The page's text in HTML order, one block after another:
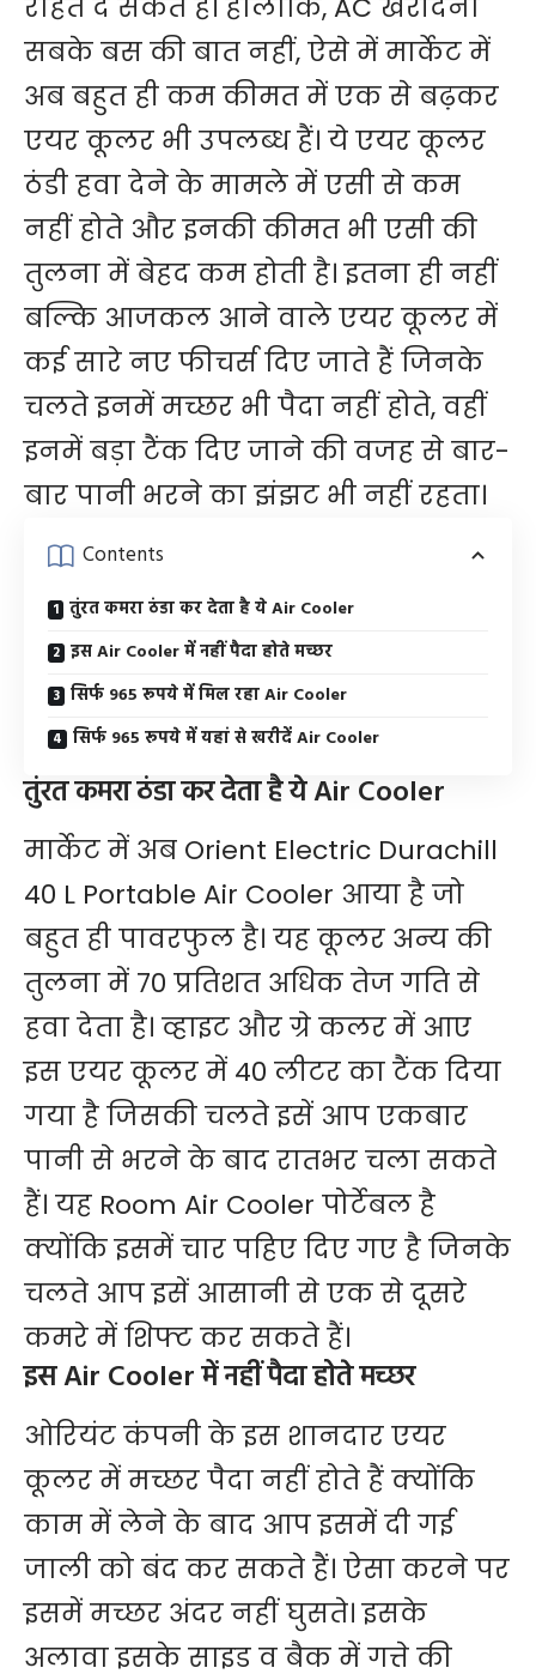
राहत दे सकते हैं। हालांकि, AC खरीदना
सबके बस की बात नहीं, ऐसे में मार्केट में
अब बहुत ही कम कीमत में एक से बढ़कर
एयर कूलर भी उपलब्ध हैं। ये एयर कूलर
ठंडी हवा देने के मामले में एसी से कम
नहीं होते और इनकी कीमत भी एसी की
तुलना में बेहद कम होती है। इतना ही नहीं
बल्कि आजकल आने वाले एयर कूलर में
कई सारे नए फीचर्स दिए जाते हैं जिनके
चलते इनमें मच्छर भी पैदा नहीं होते, वहीं
इनमें बड़ा टैंक दिए जाने की वजह से बार-
बार पानी भरने का झंझट भी नहीं रहता।
Contents
तुंरत कमरा ठंडा कर देता है ये Air Cooler
इस Air Cooler में नहीं पैदा होते मच्छर
सिर्फ 965 रूपये में मिल रहा Air Cooler
सिर्फ 965 रूपये में यहां से खरीदें Air Cooler
तुंरत कमरा ठंडा कर देता है ये Air Cooler
मार्केट में अब Orient Electric Durachill
40 L Portable Air Cooler आया है जो
बहुत ही पावरफुल है। यह कूलर अन्य की
तुलना में 70 प्रतिशत अधिक तेज गति से
हवा देता है। व्हाइट और ग्रे कलर में आए
इस एयर कूलर में 40 लीटर का टैंक दिया
गया है जिसकी चलते इसें आप एकबार
पानी से भरने के बाद रातभर चला सकते
हैं। यह Room Air Cooler पोर्टेबल है
क्योंकि इसमें चार पहिए दिए गए है जिनके
चलते आप इसें आसानी से एक से दूसरे
कमरे में शिफ्ट कर सकते हैं।
इस Air Cooler में नहीं पैदा होते मच्छर
ओरियंट कंपनी के इस शानदार एयर
कूलर में मच्छर पैदा नहीं होते हैं क्योंकि
काम में लेने के ​बाद आप इसमें दी गई
जाली को बंद कर सकते हैं। ऐसा करने पर
इसमें मच्छर अंदर नहीं घुसते। इसके
अलावा इसके साइड व बैक में गत्ते की